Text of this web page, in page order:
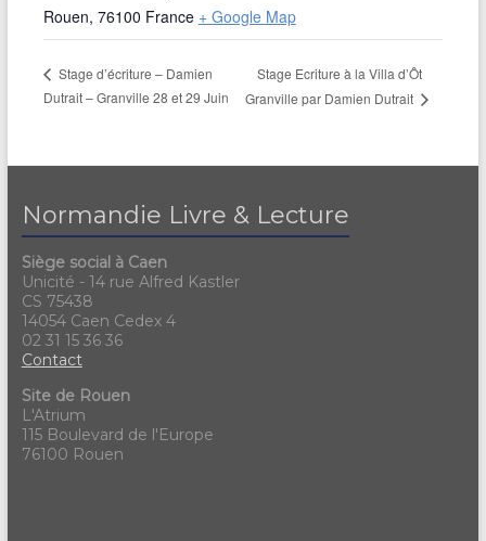
Rouen, 76100 France + Google Map
Stage d’écriture – Damien
Dutrait – Granville 28 et 29 Juin
Stage Ecriture à la Villa d’Ôt
Granville par Damien Dutrait
Normandie Livre & Lecture
Siège social à Caen
Unicité - 14 rue Alfred Kastler
CS 75438
14054 Caen Cedex 4
02 31 15 36 36
Contact
Site de Rouen
L'Atrium
115 Boulevard de l'Europe
76100 Rouen